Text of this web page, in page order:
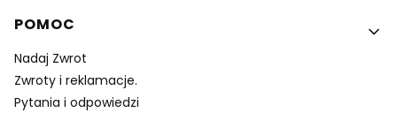
Linki w stopce
POMOC
Nadaj Zwrot
Zwroty i reklamacje.
Pytania i odpowiedzi